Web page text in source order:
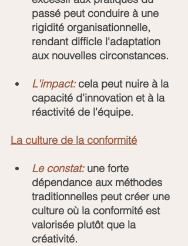
passé peut conduire à une
rigidité organisationnelle,
rendant difficle l'adaptation
aux nouvelles circonstances.
L'impact: cela peut nuire à la
capacité d'innovation et à la
réactivité de l'équipe.
La culture de la conformité
Le constat: une forte
dépendance aux méthodes
traditionnelles peut créer une
culture où la conformité est
valorisée plutôt que la
créativité.